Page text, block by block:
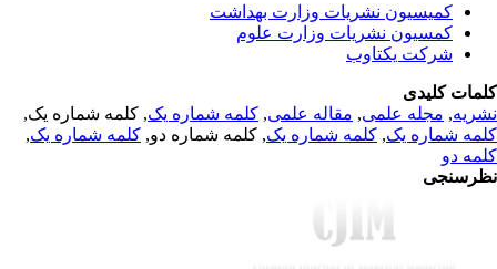
کمیسیون نشریات وزارت بهداشت
کمسیون نشریات وزارت علوم
شرکت یکتاوب
کلیدی
,مجله علمی, مقاله علمی, کلمه شماره یک, کلمه شماره یک,
شماره یک,کلمه شماره یک, کلمه شماره دو,کلمه شماره یک,
دو